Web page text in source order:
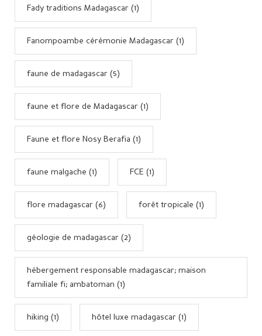
Fady traditions Madagascar (1)
Fanompoambe cérémonie Madagascar (1)
faune de madagascar (5)
faune et flore de Madagascar (1)
Faune et flore Nosy Berafia (1)
faune malgache (1) FCE (1)
flore madagascar (6) forêt tropicale (1)
géologie de madagascar (2)
hébergement responsable madagascar; maison
familiale fi; ambatoman (1)
hiking (1) hôtel luxe madagascar (1)